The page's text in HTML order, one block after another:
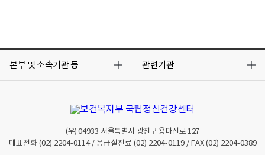
본부 및 소속기관 등
기
관련기관
기
(우)04933 서울특별시 광진구 용마산로 127
대표전화 (02) 2204-0114/ 응급실진료 (02) 2204-0119/ FAX (02) 2204-0389